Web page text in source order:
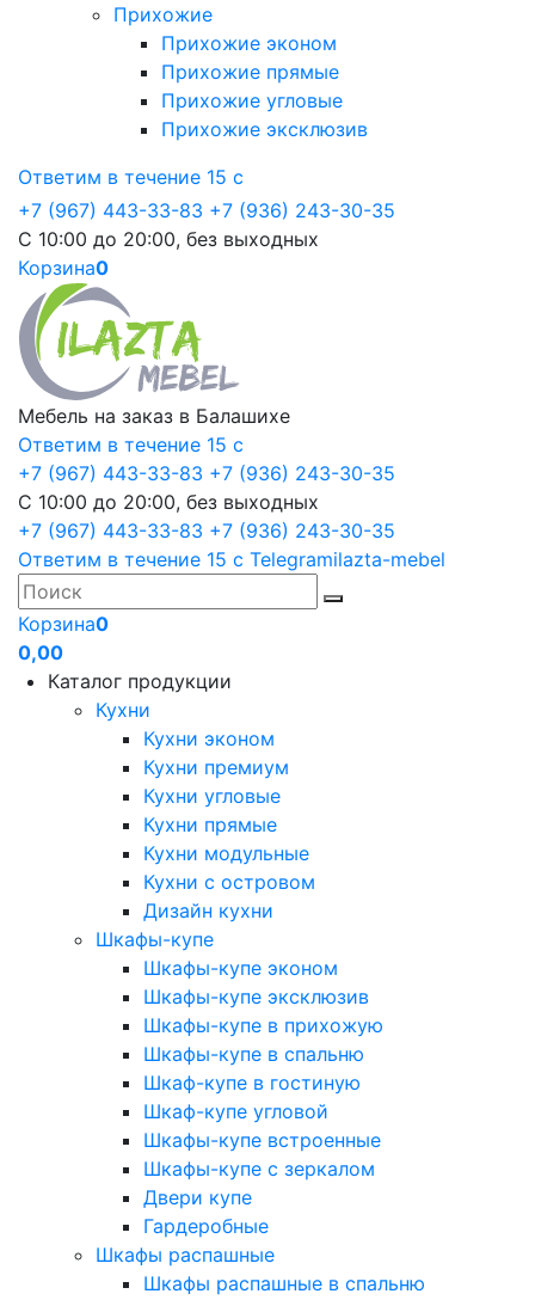
Прихожие
Прихожие эконом
Прихожие прямые
Прихожие угловые
Прихожие эксклюзив
Ответим в течение 15 с
+7 (967) 443-33-83 +7 (936) 243-30-35
С 10:00 до 20:00, без выходных
Корзина0
Мебель на заказ в Балашихе
Ответим в течение 15 с
+7 (967) 443-33-83 +7 (936) 243-30-35
С 10:00 до 20:00, без выходных
+7 (967) 443-33-83 +7 (936) 243-30-35
Ответим в течение 15 с Telegramilazta-mebel
Корзина0
0,00
Каталог продукции
Кухни
Кухни эконом
Кухни премиум
Кухни угловые
Кухни прямые
Кухни модульные
Кухни с островом
Дизайн кухни
Шкафы-купе
Шкафы-купе эконом
Шкафы-купе эксклюзив
Шкафы-купе в прихожую
Шкафы-купе в спальню
Шкаф-купе в гостиную
Шкаф-купе угловой
Шкафы-купе встроенные
Шкафы-купе с зеркалом
Двери купе
Гардеробные
Шкафы распашные
Шкафы распашные в спальню